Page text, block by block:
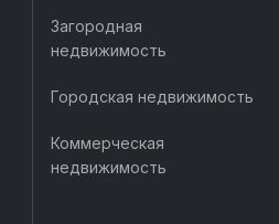
Загородная
недвижимость
Городская недвижимость
Коммерческая
недвижимость